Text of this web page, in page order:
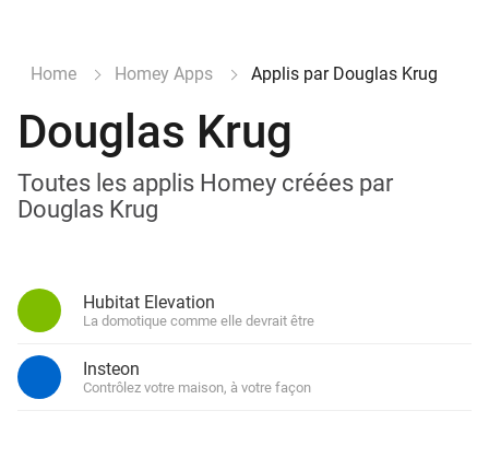
Home Homey Apps Applis par Douglas Krug
Douglas Krug
Toutes les applis Homey créées par
Douglas Krug
Hubitat Elevation
La domotique comme elle devrait être
Insteon
Contrôlez votre maison, à votre façon